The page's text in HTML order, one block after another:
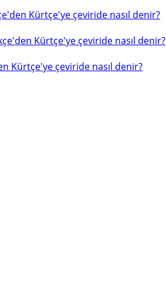
Kürtçe'ye çeviride nasıl denir?
Kürtçe'ye çeviride nasıl denir?
Kürtçe'ye çeviride nasıl denir?